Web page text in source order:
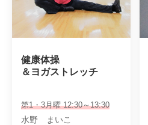
健康体操
＆ヨガストレッチ
第1・3月曜 12:30～13:30
水野 まいこ